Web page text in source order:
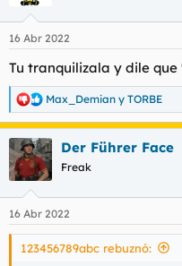
16 Abr 2022
Tu tranquilizala y dile
R
e
a
c
c
i
e
s
Max_Demian y TORBE
Der Führer Face
Freak
16 Abr 2022
123456789abc rebuznó: